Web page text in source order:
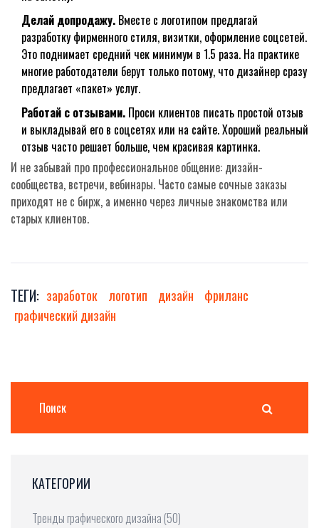
Делай допродажу. Вместе с логотипом предлагай
разработку фирменного стиля, визитки, оформление соцсетей.
Это поднимает средний чек минимум в 1.5 раза. На практике
многие работодатели берут только потому, что дизайнер сразу
предлагает «пакет» услуг.
Работай с отзывами. Проси клиентов писать простой отзыв
и выкладывай его в соцсетях или на сайте. Хороший реальный
отзыв часто решает больше, чем красивая картинка.
И не забывай про профессиональное общение: дизайн-
сообщества, встречи, вебинары. Часто самые сочные заказы
приходят не с бирж, а именно через личные знакомства или
старых клиентов.
ТЕГИ: заработок логотип дизайн
фриланс
графический дизайн
КАТЕГОРИИ
Тренды графического дизайна (50)